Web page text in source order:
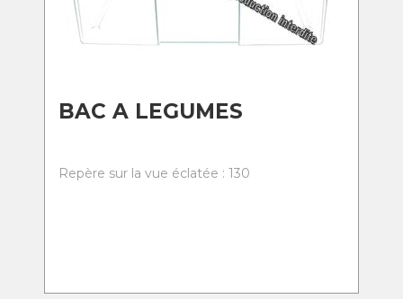
BAC A LEGUMES
Repère sur la vue éclatée : 130